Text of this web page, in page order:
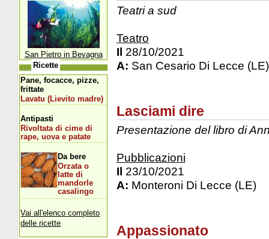
Teatri a sud
Teatro
Il 28/10/2021
A: San Cesario Di Lecce (LE)
Lasciami dire
Presentazione del libro di
Pubblicazioni
Il 23/10/2021
A: Monteroni Di Lecce (LE)
Appassionato
San Pietro in Bevagna
Ricette
Pane, focacce, pizze,
frittate
Lavatu (Lievito madre)
Antipasti
Rivoltata di cime di
rape, uova e patate
Da bere
Orzata o
latte di
mandorle
casalingo
Vai all'elenco completo
delle ricette